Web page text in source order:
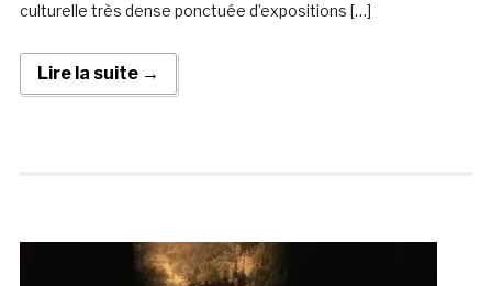
culturelle très dense ponctuée d’expositions […]
Lire la suite →